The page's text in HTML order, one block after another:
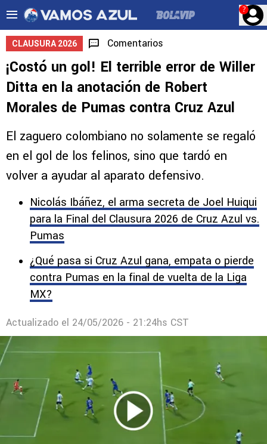
?
CLAUSURA 2026 Comentarios
¡Costó un gol! El terrible error de Willer
Ditta en la anotación de Robert
Morales de Pumas contra Cruz Azul
El zaguero colombiano no solamente se regaló
en el gol de los felinos, sino que tardó en
volver a ayudar al aparato defensivo.
Nicolás Ibáñez, el arma secreta de Joel Huiqui
para la Final del Clausura 2026 de Cruz Azul vs.
Pumas
¿Qué pasa si Cruz Azul gana, empata o pierde
contra Pumas en la final de vuelta de la Liga
MX?
Actualizado el 24/05/2026 - 21:24hs CST